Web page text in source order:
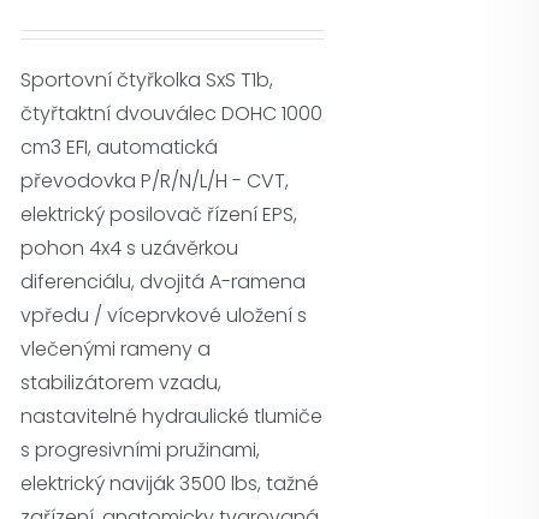
Sportovní čtyřkolka SxS T1b,
čtyřtaktní dvouválec DOHC 1000
cm3 EFI, automatická
převodovka P/R/N/L/H - CVT,
elektrický posilovač řízení EPS,
pohon 4x4 s uzávěrkou
diferenciálu, dvojitá A-ramena
vpředu / víceprvkové uložení s
vlečenými rameny a
stabilizátorem vzadu,
nastavitelné hydraulické tlumiče
s progresivními pružinami,
elektrický naviják 3500 lbs, tažné